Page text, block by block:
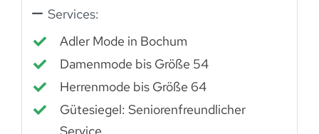
Services:
Adler Mode in Bochum
Damenmode bis Größe 54
Herrenmode bis Größe 64
Gütesiegel: Seniorenfreundlicher
Service